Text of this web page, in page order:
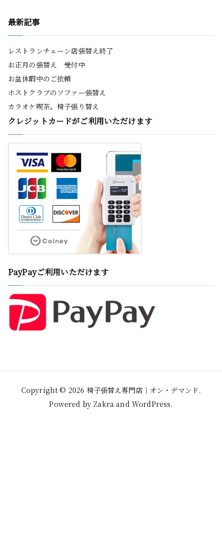
最新記事
レストランチェーン店張替え終了
お正月の張替え 受付中
お盆休暇中のご依頼
ホストクラブのソファー張替え
カラオケ喫茶。椅子張り替え
クレジットカードがご利用いただけます
PayPayご利用いただけます
Copyright © 2026 椅子張替え専門店│オン・デマンド.
Powered by Zakra and WordPress.